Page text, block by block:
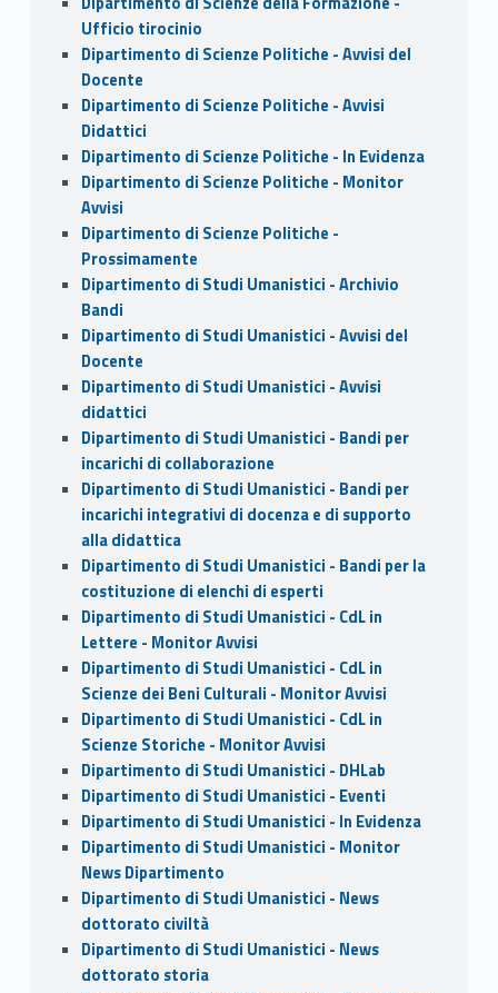
Ufficio tirocinio
Dipartimento di Scienze Politiche - Avvisi del
Docente
Dipartimento di Scienze Politiche - Avvisi
Didattici
Dipartimento di Scienze Politiche - In Evidenza
Dipartimento di Scienze Politiche - Monitor
Avvisi
Dipartimento di Scienze Politiche -
Prossimamente
Dipartimento di Studi Umanistici - Archivio
Bandi
Dipartimento di Studi Umanistici - Avvisi del
Docente
Dipartimento di Studi Umanistici - Avvisi
didattici
Dipartimento di Studi Umanistici - Bandi per
incarichi di collaborazione
Dipartimento di Studi Umanistici - Bandi per
incarichi integrativi di docenza e di supporto
alla didattica
Dipartimento di Studi Umanistici - Bandi per la
costituzione di elenchi di esperti
Dipartimento di Studi Umanistici - CdL in
Lettere - Monitor Avvisi
Dipartimento di Studi Umanistici - CdL in
Scienze dei Beni Culturali - Monitor Avvisi
Dipartimento di Studi Umanistici - CdL in
Scienze Storiche - Monitor Avvisi
Dipartimento di Studi Umanistici - DHLab
Dipartimento di Studi Umanistici - Eventi
Dipartimento di Studi Umanistici - In Evidenza
Dipartimento di Studi Umanistici - Monitor
News Dipartimento
Dipartimento di Studi Umanistici - News
dottorato civiltà
Dipartimento di Studi Umanistici - News
dottorato storia